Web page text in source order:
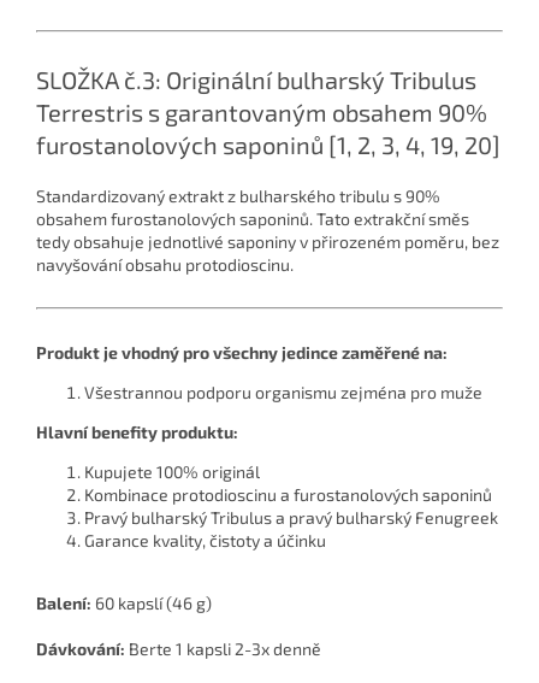
SLOŽKA č.3: Originální bulharský Tribulus
Terrestris s garantovaným obsahem 90%
furostanolových saponinů [1, 2, 3, 4, 19, 20]
Standardizovaný extrakt z bulharského tribulu s 90%
obsahem furostanolových saponinů. Tato extrakční směs
tedy obsahuje jednotlivé saponiny v přirozeném poměru, bez
navyšování obsahu protodioscinu.
Produkt je vhodný pro všechny jedince zaměřené na:
Všestrannou podporu organismu zejména pro muže
Hlavní benefity produktu:
Kupujete 100% originál
Kombinace protodioscinu a furostanolových saponinů
Pravý bulharský Tribulus a pravý bulharský Fenugreek
Garance kvality, čistoty a účinku
Balení: 60 kapslí (46 g)
Dávkování: Berte 1 kapsli 2-3x denně